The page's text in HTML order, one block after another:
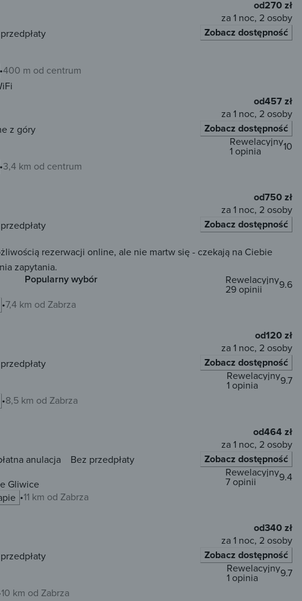
od270 zł
za 1 noc, 2 osoby
Zobacz dostępność
400 m od centrum
z góry
od457 zł
za 1 noc, 2 osoby
Zobacz dostępność
3,4 km od centrum
10
Rewelacyjny
1 opinia
od750 zł
za 1 noc, 2 osoby
Zobacz dostępność
rezerwacji online, ale nie martw się - czekają na Ciebie
zapytania.
Popularny wybór
7,4 km od Zabrza
9.6
Rewelacyjny
29 opinii
od120 zł
za 1 noc, 2 osoby
Zobacz dostępność
8,5 km od Zabrza
9.7
Rewelacyjny
1 opinia
anulacja Bez przedpłaty
od464 zł
za 1 noc, 2 osoby
Zobacz dostępność
Gliwice
11 km od Zabrza
9.4
Rewelacyjny
7 opinii
od340 zł
za 1 noc, 2 osoby
Zobacz dostępność
10 km od Zabrza
9.7
Rewelacyjny
1 opinia